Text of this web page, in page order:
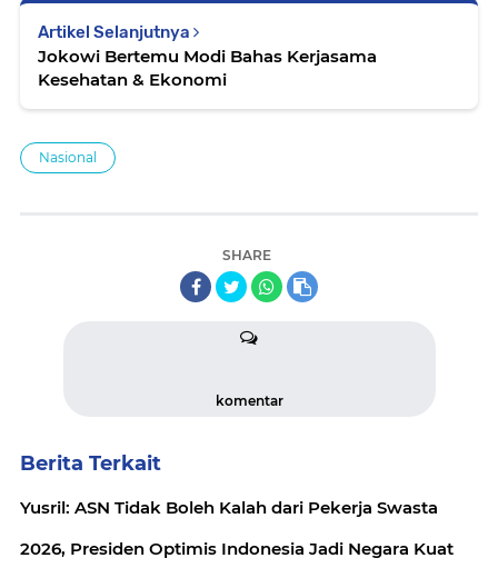
Artikel Selanjutnya
Jokowi Bertemu Modi Bahas Kerjasama
Kesehatan & Ekonomi
Nasional
SHARE
komentar
Berita Terkait
Yusril: ASN Tidak Boleh Kalah dari Pekerja Swasta
2026, Presiden Optimis Indonesia Jadi Negara Kuat